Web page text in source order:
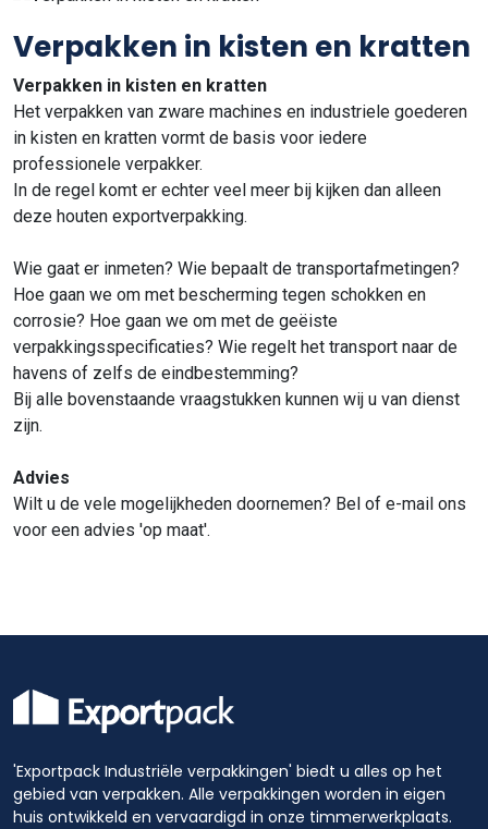
Verpakken in kisten en kratten
Verpakken in kisten en kratten
Het verpakken van zware machines en industriele goederen
in kisten en kratten vormt de basis voor iedere
professionele verpakker.
In de regel komt er echter veel meer bij kijken dan alleen
deze houten exportverpakking.
Wie gaat er inmeten? Wie bepaalt de transportafmetingen?
Hoe gaan we om met bescherming tegen schokken en
corrosie? Hoe gaan we om met de geëiste
verpakkingsspecificaties? Wie regelt het transport naar de
havens of zelfs de eindbestemming?
Bij alle bovenstaande vraagstukken kunnen wij u van dienst
zijn.
Advies
Wilt u de vele mogelijkheden doornemen? Bel of e-mail ons
voor een advies 'op maat'.
'Exportpack Industriële verpakkingen' biedt u alles op het
gebied van verpakken. Alle verpakkingen worden in eigen
huis ontwikkeld en vervaardigd in onze timmerwerkplaats.